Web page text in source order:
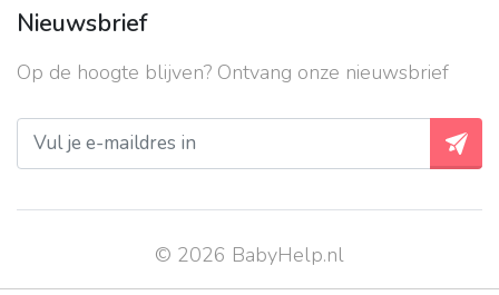
Contact
Over ons
Privacy beleid
Nieuwsbrief
Op de hoogte blijven? Ontvang onze nieuwsbrief
© 2026 BabyHelp.nl